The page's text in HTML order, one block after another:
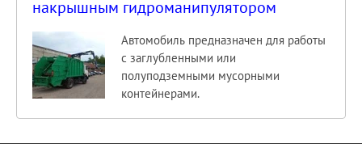
накрышным гидроманипулятором
Автомобиль предназначен для работы
с заглубленными или
полуподземными мусорными
контейнерами.